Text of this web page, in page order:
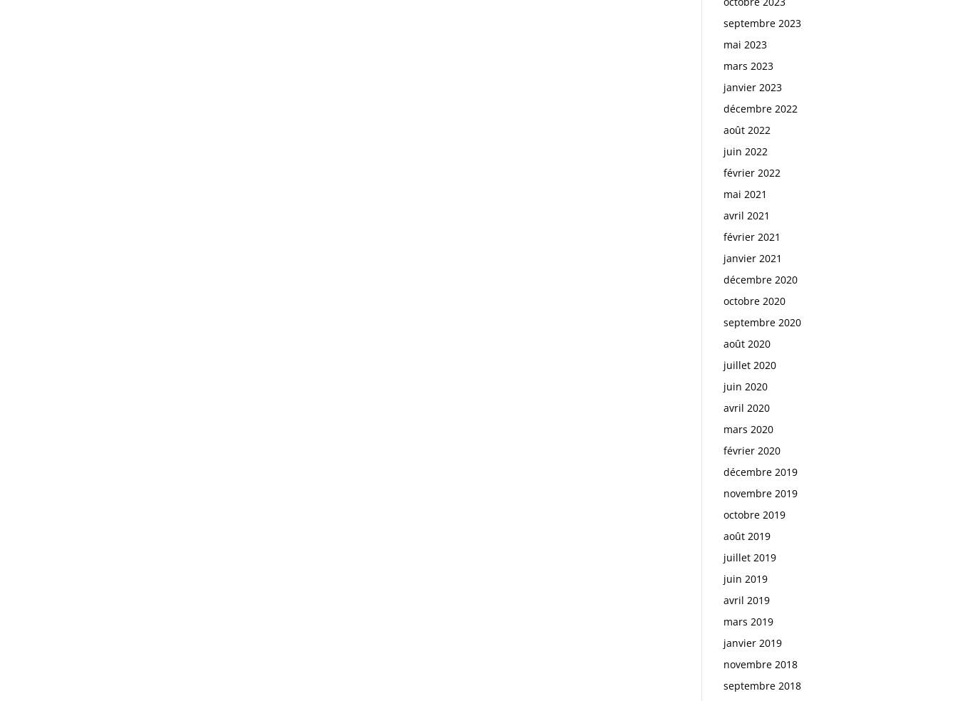
septembre 2023
mai 2023
mars 2023
janvier 2023
décembre 2022
août 2022
juin 2022
février 2022
mai 2021
avril 2021
février 2021
janvier 2021
décembre 2020
octobre 2020
septembre 2020
août 2020
juillet 2020
juin 2020
avril 2020
mars 2020
février 2020
décembre 2019
novembre 2019
octobre 2019
août 2019
juillet 2019
juin 2019
avril 2019
mars 2019
janvier 2019
novembre 2018
septembre 2018